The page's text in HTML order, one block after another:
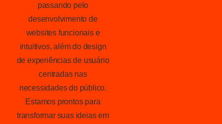
passando pelo
desenvolvimento de
websites funcionais e
intuitivos, além do design
de experiências de usuário
centradas nas
necessidades do público.
Estamos prontos para
transformar suas ideias em